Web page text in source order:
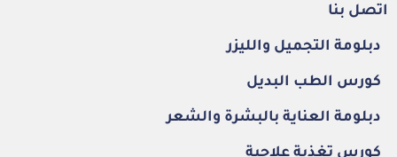
اتصل بنا
دبلومة التجميل والليزر
كورس الطب البديل
دبلومة العناية بالبشرة والشعر
كورس تغذية علاجية